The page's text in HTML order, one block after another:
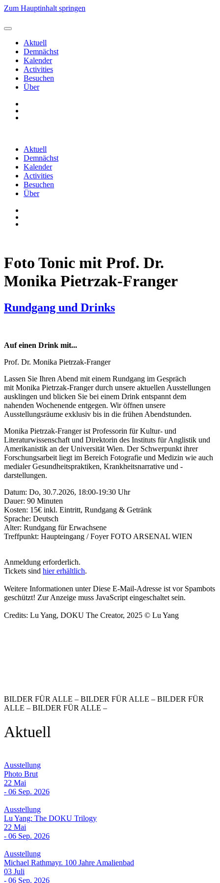
Zum Hauptinhalt springen
Aktuell
Demnächst
Kalender
Activities
Besuchen
Über
Aktuell
Demnächst
Kalender
Activities
Besuchen
Über
Foto Tonic mit Prof. Dr.
Monika Pietrzak-Franger
Rundgang und Drinks
Auf einen Drink mit...
Prof. Dr. Monika Pietrzak-Franger
Lassen Sie Ihren Abend mit einem Rundgang im Gespräch
mit Monika Pietrzak-Franger durch unsere aktuellen Ausstellungen
ausklingen und blicken Sie bei einem Drink entspannt dem
nahenden Wochenende entgegen. Wir öffnen unsere
Ausstellungsräume exklusiv bis in die frühen Abendstunden.
Monika Pietrzak-Franger ist Professorin für Kultur- und
Literaturwissenschaft und Direktorin des Instituts für Anglistik und
Amerikanistik an der Universität Wien. Der Schwerpunkt ihrer
Forschungsarbeit liegt im Bereich Fotografie und Medizin wie auch
medialer Gesundheitspraktiken, Krankheitsnarrative und -
darstellungen.
Datum: Do, 30.7.2026, 18:00-19:30 Uhr
Dauer: 90 Minuten
Kosten: 15€ inkl. Eintritt, Rundgang & Getränk
Sprache: Deutsch
Alter: Rundgang für Erwachsene
Treffpunkt: Haupteingang / Foyer FOTO ARSENAL WIEN
Anmeldung erforderlich.
Tickets sind hier erhältlich.
Weitere Informationen unterDiese E-Mail-Adresse ist vor Spambots
geschützt! Zur Anzeige muss JavaScript eingeschaltet sein.
Credits: Lu Yang, DOKU The Creator, 2025 © Lu Yang
BILDER FÜR ALLE – BILDER FÜR ALLE – BILDER FÜR
ALLE – BILDER FÜR ALLE –
Aktuell
Ausstellung
Photo Brut
22 Mai
- 06 Sep. 2026
Ausstellung
Lu Yang: The DOKU Trilogy
22 Mai
- 06 Sep. 2026
Ausstellung
Michael Rathmayr. 100 Jahre Amalienbad
03 Juli
- 06 Sep. 2026